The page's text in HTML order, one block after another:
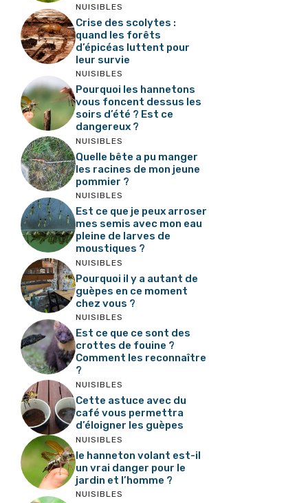
NUISIBLES
Crise des scolytes :
quand les forêts
d’épicéas luttent pour
leur survie
NUISIBLES
Pourquoi les hannetons
vous foncent dessus les
soirs d’été ? Est ce
dangereux ?
NUISIBLES
Quelle bête a pu manger
les racines de mon jeune
pommier ?
NUISIBLES
Est ce que je peux arroser
mes semis avec mon eau
pleine de larves de
moustiques ?
NUISIBLES
Pourquoi il y a autant de
guèpes en ce moment
chez vous ?
NUISIBLES
Est ce que ce sont des
crottes de fouine ?
Comment les reconnaître
?
NUISIBLES
Cette astuce avec du
café vous permettra
d’éloigner les guèpes
NUISIBLES
le hanneton volant est-il
un vrai danger pour le
jardin et l’homme ?
NUISIBLES